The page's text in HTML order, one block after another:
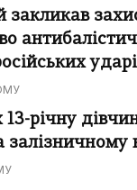
закликав
13-річну
залізничному